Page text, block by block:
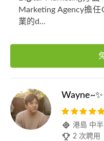
Marketing Agency擔
業的d...
Wayne~✨
港島 中
2 次聘用